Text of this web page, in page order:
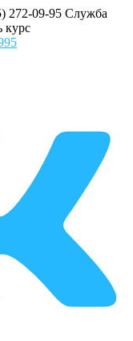
272-09-95 Служба
курс